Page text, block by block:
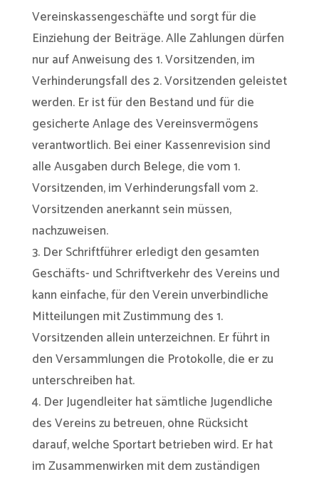
Vereinskassengeschäfte und sorgt für die
Einziehung der Beiträge. Alle Zahlungen dürfen
nur auf Anweisung des 1. Vorsitzenden, im
Verhinderungsfall des 2. Vorsitzenden geleistet
werden. Er ist für den Bestand und für die
gesicherte Anlage des Vereinsvermögens
verantwortlich. Bei einer Kassenrevision sind
alle Ausgaben durch Belege, die vom 1.
Vorsitzenden, im Verhinderungsfall vom 2.
Vorsitzenden anerkannt sein müssen,
nachzuweisen.
3. Der Schriftführer erledigt den gesamten
Geschäfts- und Schriftverkehr des Vereins und
kann einfache, für den Verein unverbindliche
Mitteilungen mit Zustimmung des 1.
Vorsitzenden allein unterzeichnen. Er führt in
den Versammlungen die Protokolle, die er zu
unterschreiben hat.
4. Der Jugendleiter hat sämtliche Jugendliche
des Vereins zu betreuen, ohne Rücksicht
darauf, welche Sportart betrieben wird. Er hat
im Zusammenwirken mit dem zuständigen